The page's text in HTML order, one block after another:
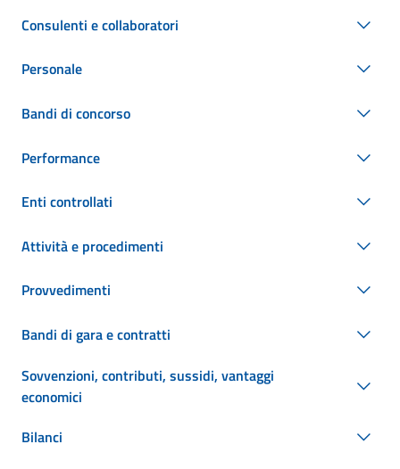
Consulenti e collaboratori
Personale
Bandi di concorso
Performance
Enti controllati
Attività e procedimenti
Provvedimenti
Bandi di gara e contratti
Sovvenzioni, contributi, sussidi, vantaggi
economici
Bilanci